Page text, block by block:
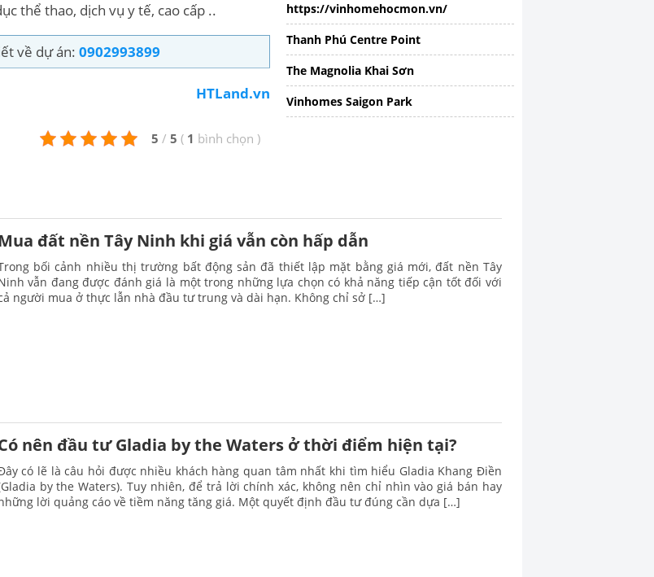
thể thao, dịch vụ y tế, cao cấp ..
về dự án: 0902993899
HTLand.vn
5 / 5 ( 1 bình chọn )
https://vinhomehocmon.vn/
Thanh Phú Centre Point
The Magnolia Khai Sơn
Vinhomes Saigon Park
đất nền Tây Ninh khi giá vẫn còn hấp dẫn
bối cảnh nhiều thị trường bất động sản đã thiết lập mặt bằng giá mới, đất nền Tây
vẫn đang được đánh giá là một trong những lựa chọn có khả năng tiếp cận tốt đối với
người mua ở thực lẫn nhà đầu tư trung và dài hạn. Không chỉ sở […]
nên đầu tư Gladia by the Waters ở thời điểm hiện tại?
có lẽ là câu hỏi được nhiều khách hàng quan tâm nhất khi tìm hiểu Gladia Khang Điền
by the Waters). Tuy nhiên, để trả lời chính xác, không nên chỉ nhìn vào giá bán hay
lời quảng cáo về tiềm năng tăng giá. Một quyết định đầu tư đúng cần dựa […]